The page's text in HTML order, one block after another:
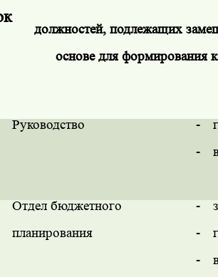
должностей, подлежащих
основе для формирования
Руководство -
-
Отдел бюджетного
планирования
-
-
-